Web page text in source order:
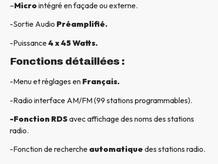
–Micro intégré en façade ou externe.
-Sortie Audio Préamplifié.
-Puissance4 x 45 Watts.
Fonctions détaillées :
-Menu et réglages en Français.
-Radio interface AM/FM (99 stations programmables).
-Fonction RDSavec affichage des noms des stations
radio.
-Fonction de recherche automatique des stations radio.